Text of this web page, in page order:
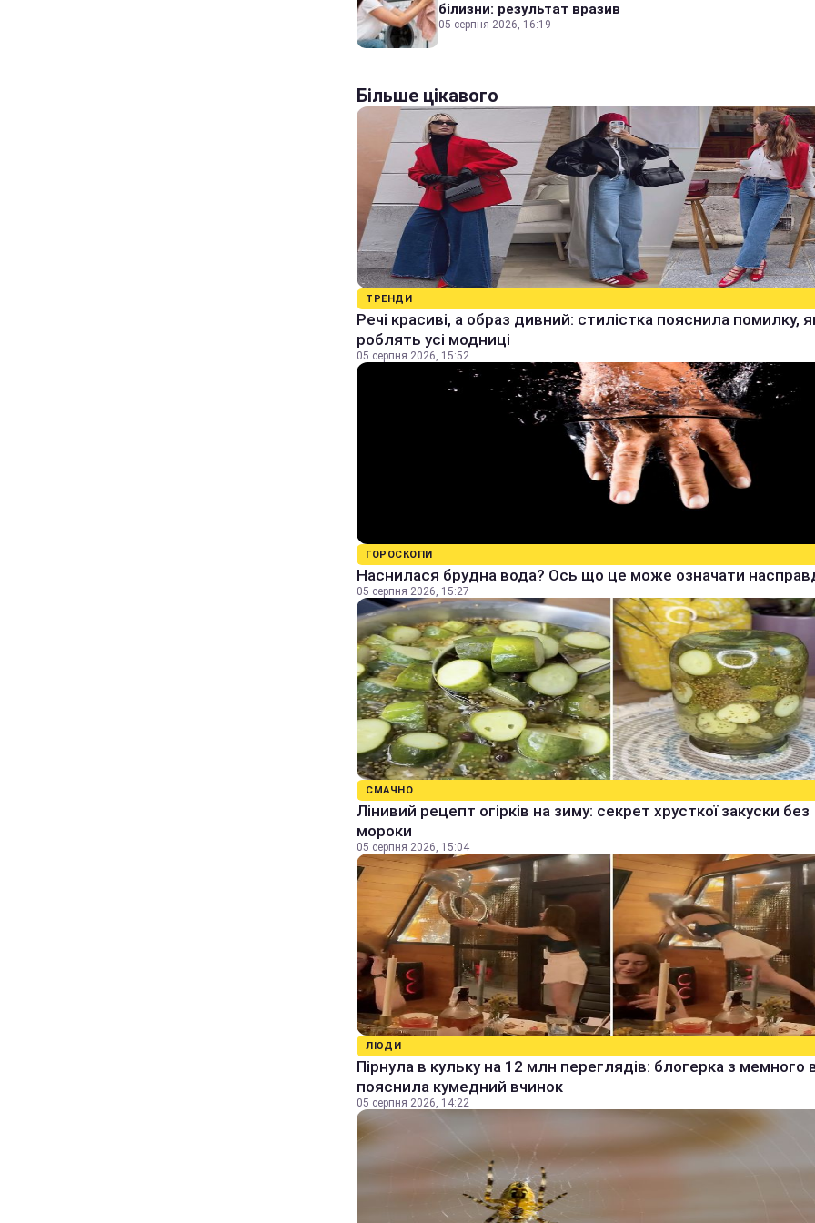
білизни: результат вразив
05 серпня 2026, 16:19
Більше цікавого
ТРЕНДИ
Речі красиві, а образ дивний: стилістка пояснила помилку,
роблять усі модниці
05 серпня 2026, 15:52
ГОРОСКОПИ
Наснилася брудна вода? Ось що це може означати
05 серпня 2026, 15:27
СМАЧНО
Лінивий рецепт огірків на зиму: секрет хрусткої закуски без
мороки
05 серпня 2026, 15:04
ЛЮДИ
Пірнула в кульку на 12 млн переглядів: блогерка з мемного
пояснила кумедний вчинок
05 серпня 2026, 14:22